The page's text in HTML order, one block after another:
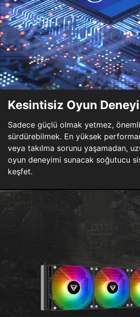
Kesintisiz Oyun
Sadece güçlü olmak yetmez,
sürdürebilmek. En yüksek
veya takılma sorunu yaşamadan,
oyun deneyimi sunacak soğutucu
keşfet.